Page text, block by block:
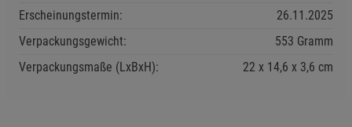
Erscheinungstermin:
26.11.2025
Verpackungsgewicht:
553 Gramm
Verpackungsmaße (LxBxH):
22 14,6 3,6 cm
Statistik Cookies (2) Statistik Cookies
Beschreibung Statistik Cookies